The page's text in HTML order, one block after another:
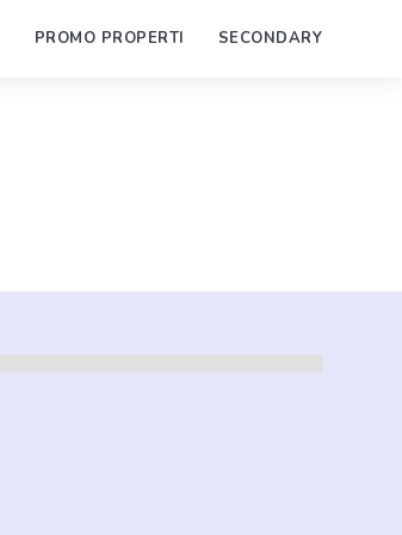
PROMO PROPERTI SECONDARY